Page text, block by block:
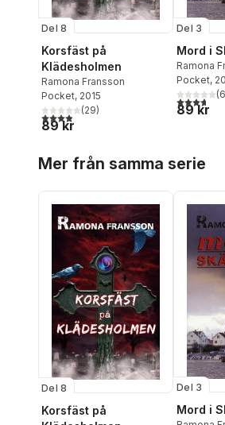
Del 8
Korsfäst på
Klädesholmen
Ramona Fransson
Pocket, 2015
3,9utav 5 stjärnor. Totalt antal röster:
(29)
89 kr
Del 3
Mord i
Ramona
Pocket,
3,7utav 5(
89 kr
Mer från samma serie
Del 8
Korsfäst på
Del 3
Mord i